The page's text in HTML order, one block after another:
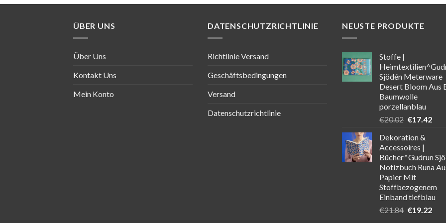
ÜBER UNS
Über Uns
Kontakt Uns
Mein Konto
DATENSCHUTZRICHTLINIE
Richtlinie Versand
Geschäftsbedingungen
Versand
Datenschutzrichtlinie
NEUSTE PRODUKTE
Stoffe |
Sjödén Meterware
Desert Bloom Aus
Baumwolle
porzellanblau
€20.02
war:
€20.02
€17.42
Dekoration &
Accessoires |
Bücher^Gudrun
Notizbuch Runa
Papier Mit
Stoffbezogenem
Einband tiefblau
€21.84 €19.22